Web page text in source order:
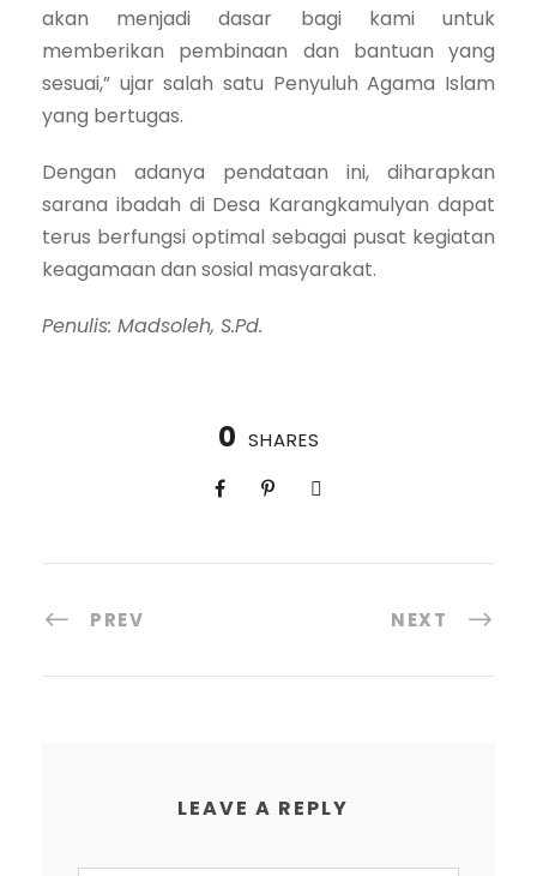
akan menjadi dasar bagi kami untuk
memberikan pembinaan dan bantuan yang
sesuai,” ujar salah satu Penyuluh Agama Islam
yang bertugas.
Dengan adanya pendataan ini, diharapkan
sarana ibadah di Desa Karangkamulyan dapat
terus berfungsi optimal sebagai pusat kegiatan
keagamaan dan sosial masyarakat.
Penulis: Madsoleh, S.Pd.
0 SHARES
PREV NEXT
LEAVE A REPLY